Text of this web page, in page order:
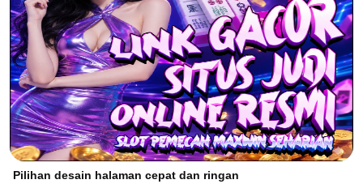
Pilihan desain halaman cepat dan ringan